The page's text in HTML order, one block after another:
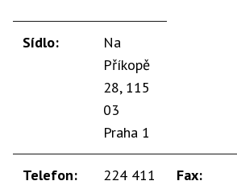
Sídlo:
Na
Příkopě
28, 115
03
Praha 1
Telefon:
224 411
Fax: